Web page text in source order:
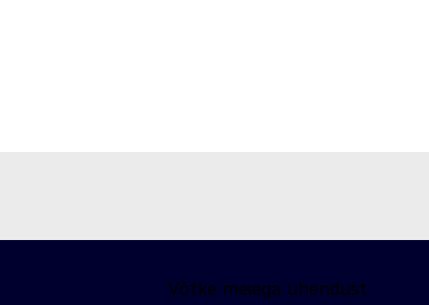
Võtke meiega ühendust